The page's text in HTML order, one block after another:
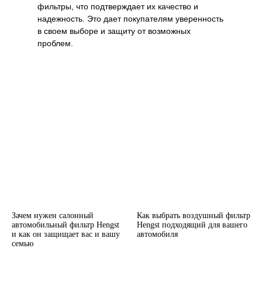
фильтры, что подтверждает их качество и
надежность. Это дает покупателям уверенность
в своем выборе и защиту от возможных
проблем.
Зачем нужен салонный
автомобильный фильтр Hengst
и как он защищает вас и вашу
семью
Как выбрать воздушный фильтр
Hengst подходящий для вашего
автомобиля